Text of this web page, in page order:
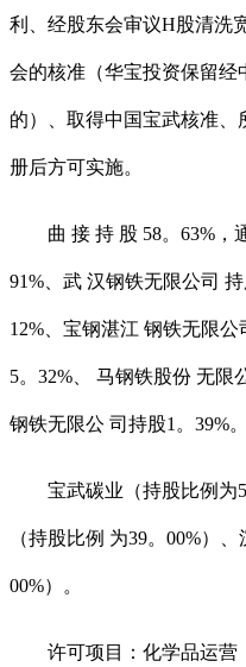
利、经股东会审议H股清洗
会的核准（华宝投资保留经
的）、取得中国宝武核准
册后方可实施。
曲 接 持 股 58。63%，通
91%、武 汉钢铁无限公司
12%、宝钢湛江 钢铁无限
5。32%、 马钢铁股份 无限
钢铁无限公 司持股1。39%。
宝武碳业（持股比例为
（持股比例 为39。00%）
00%）。
许可项目：化学品运营